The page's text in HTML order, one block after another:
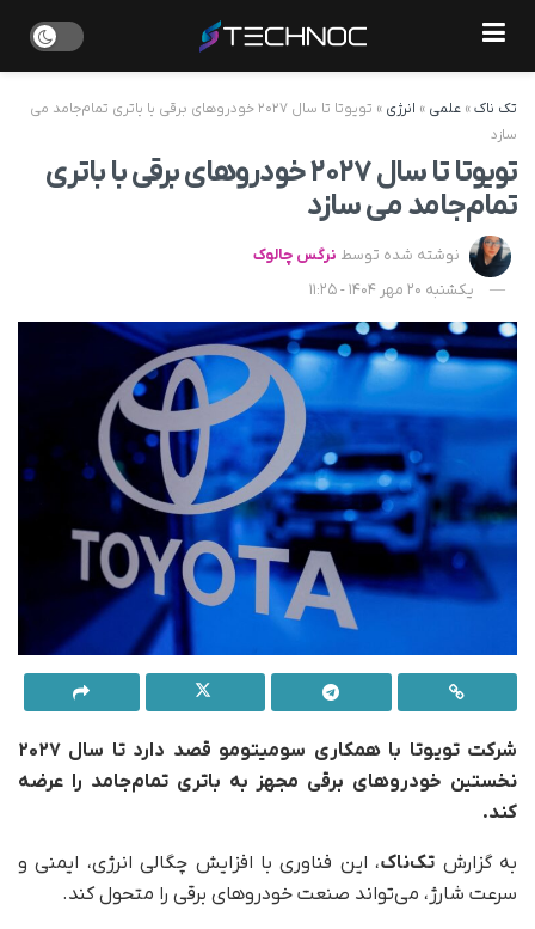
تک ناک» علمی » انرژی »
تویوتا تا سال ۲۰۲۷ خودروهای برقی با باتری تمام‌جامد می‌
سازد
تویوتا تا سال ۲۰۲۷ خودروهای برقی با باتری
تمام‌جامد می‌ سازد
نوشته شده توسط نرگس چالوک
یکشنبه 20 مهر 1404 - 11:25
شرکت تویوتا با همکاری سومیتومو قصد دارد تا سال ۲۰۲۷
نخستین خودروهای برقی مجهز به باتری تمام‌جامد را عرضه
کند.
به گزارش تک‌ناک، این فناوری‌ با افزایش چگالی انرژی، ایمنی و
سرعت شارژ، می‌تواند صنعت خودروهای برقی را متحول کند.